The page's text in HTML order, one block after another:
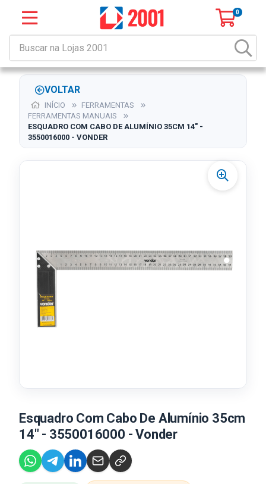
0
VOLTAR
INÍCIO
FERRAMENTAS
FERRAMENTAS MANUAIS
ESQUADRO COM CABO DE ALUMÍNIO 35CM 14" -
3550016000 - VONDER
Esquadro Com Cabo De Alumínio 35cm
14" - 3550016000 - Vonder